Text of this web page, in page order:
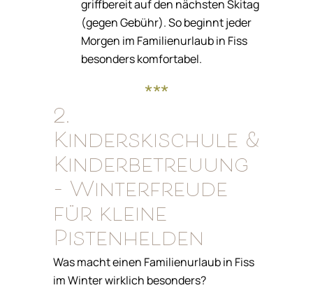
griffbereit auf den nächsten Skitag
(gegen Gebühr). So beginnt jeder
Morgen im Familienurlaub in Fiss
besonders komfortabel.
***
2.
Kinderskischule &
Kinderbetreuung
– Winterfreude
für kleine
Pistenhelden
Was macht einen Familienurlaub in Fiss
im Winter wirklich besonders?